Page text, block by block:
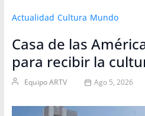
Actualidad Cultura Mundo
Casa de las
para recibir la
Equipo ARTV Ago 5, 2026